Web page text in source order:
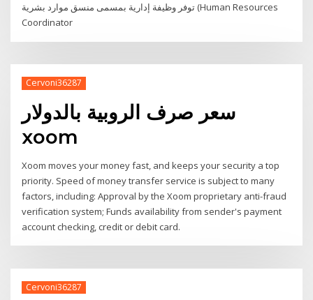
توفر وظيفة إدارية بمسمى منسق موارد بشرية (Human Resources
Coordinator
Cervoni36287
سعر صرف الروبية بالدولار
xoom
Xoom moves your money fast, and keeps your security a top
priority. Speed of money transfer service is subject to many
factors, including: Approval by the Xoom proprietary anti-fraud
verification system; Funds availability from sender's payment
account checking, credit or debit card.
Cervoni36287